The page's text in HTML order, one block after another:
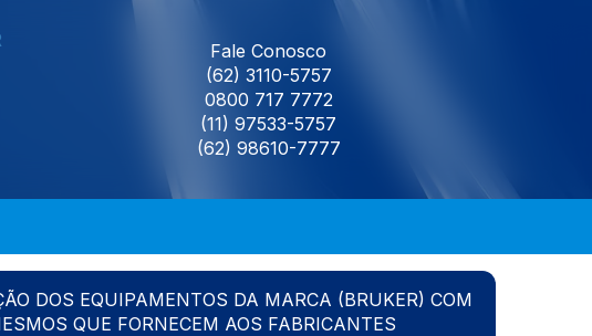
Fale Conosco
(62) 3110-5757
0800 717 7772
(11) 97533-5757
(62) 98610-7777
DOS EQUIPAMENTOS DA MARCA (BRUKER) COM
QUE FORNECEM AOS FABRICANTES